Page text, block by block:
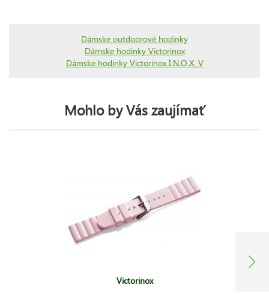
Dámske outdoorové hodinky
Dámske hodinky Victorinox
Dámske hodinky Victorinox I.N.O.X. V
Mohlo by Vás zaujímať
Victorinox